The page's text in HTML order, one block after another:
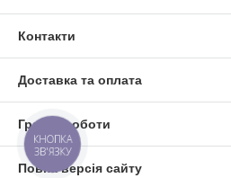
Контакти
Доставка та оплата
Графік роботи
Повна версія сайту
КНОПКА
ЗВ'ЯЗКУ